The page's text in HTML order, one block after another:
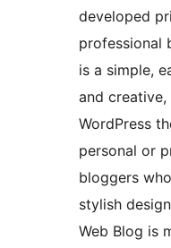
developed
professional
is a simple,
and
WordPress
personal or
bloggers
stylish
Web Blog is